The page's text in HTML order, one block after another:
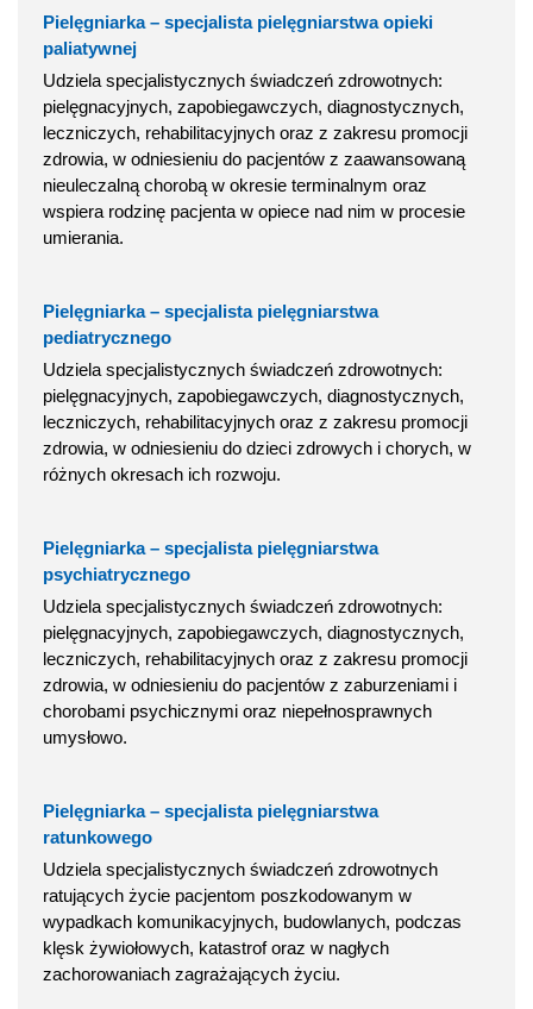
Pielęgniarka – specjalista pielęgniarstwa opieki
paliatywnej
Udziela specjalistycznych świadczeń zdrowotnych:
pielęgnacyjnych, zapobiegawczych, diagnostycznych,
leczniczych, rehabilitacyjnych oraz z zakresu promocji
zdrowia, w odniesieniu do pacjentów z zaawansowaną
nieuleczalną chorobą w okresie terminalnym oraz
wspiera rodzinę pacjenta w opiece nad nim w procesie
umierania.
Pielęgniarka – specjalista pielęgniarstwa
pediatrycznego
Udziela specjalistycznych świadczeń zdrowotnych:
pielęgnacyjnych, zapobiegawczych, diagnostycznych,
leczniczych, rehabilitacyjnych oraz z zakresu promocji
zdrowia, w odniesieniu do dzieci zdrowych i chorych, w
różnych okresach ich rozwoju.
Pielęgniarka – specjalista pielęgniarstwa
psychiatrycznego
Udziela specjalistycznych świadczeń zdrowotnych:
pielęgnacyjnych, zapobiegawczych, diagnostycznych,
leczniczych, rehabilitacyjnych oraz z zakresu promocji
zdrowia, w odniesieniu do pacjentów z zaburzeniami i
chorobami psychicznymi oraz niepełnosprawnych
umysłowo.
Pielęgniarka – specjalista pielęgniarstwa
ratunkowego
Udziela specjalistycznych świadczeń zdrowotnych
ratujących życie pacjentom poszkodowanym w
wypadkach komunikacyjnych, budowlanych, podczas
klęsk żywiołowych, katastrof oraz w nagłych
zachorowaniach zagrażających życiu.